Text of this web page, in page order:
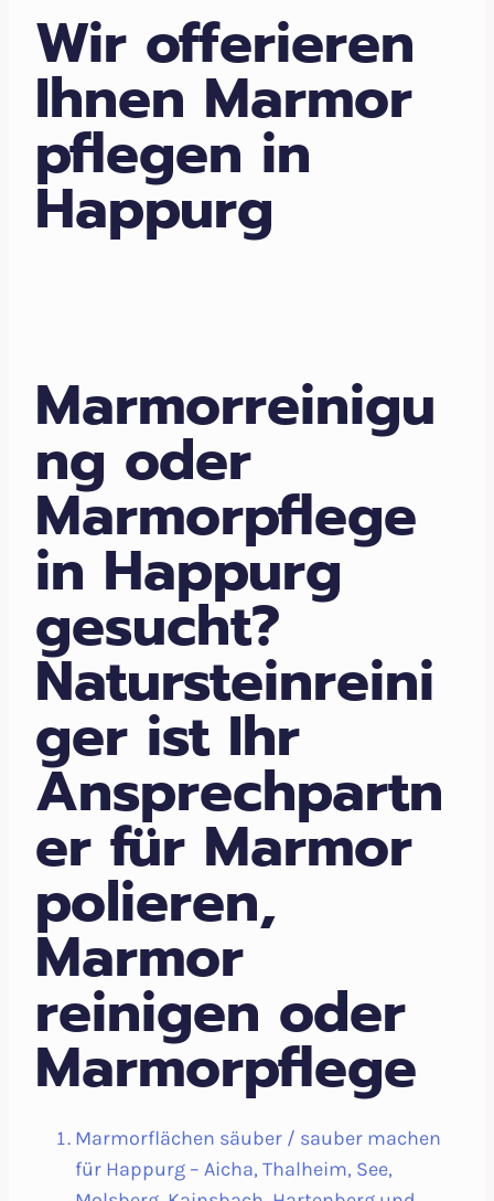
Wir offerieren
Ihnen Marmor
pflegen in
Happurg
Marmorreinigu
ng oder
Marmorpflege
in Happurg
gesucht?
Natursteinreini
ger ist Ihr
Ansprechpartn
er für Marmor
polieren,
Marmor
reinigen oder
Marmorpflege
Marmorflächen säuber / sauber machen
für Happurg – Aicha, Thalheim, See,